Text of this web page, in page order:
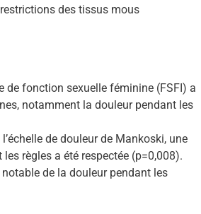
des tissus mous
de fonction sexuelle féminine (FSFI) a
notamment la douleur pendant les
l’échelle de douleur de Mankoski, une
règles a été respectée (p=0,008).
de la douleur pendant les